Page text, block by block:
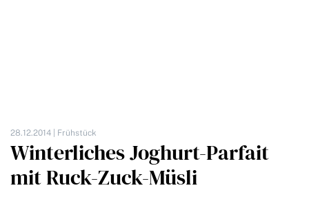
28.12.2014 | Frühstück
Winterliches Joghurt-Parfait
mit Ruck-Zuck-Müsli